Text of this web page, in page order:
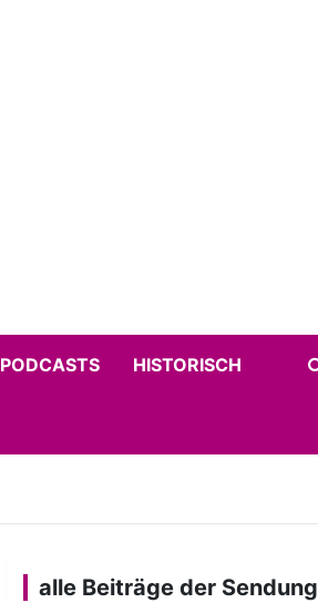
PODCASTS HISTORISCH
alle Beiträge der Sendung